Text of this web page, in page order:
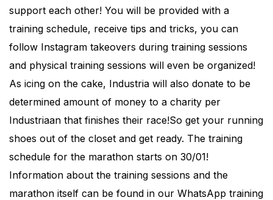
support each other! You will be provided with a
training schedule, receive tips and tricks, you can
follow Instagram takeovers during training sessions
and physical training sessions will even be organized!
As icing on the cake, Industria will also donate to be
determined amount of money to a charity per
Industriaan that finishes their race!So get your running
shoes out of the closet and get ready. The training
schedule for the marathon starts on 30/01!
Information about the training sessions and the
marathon itself can be found in our WhatsApp training